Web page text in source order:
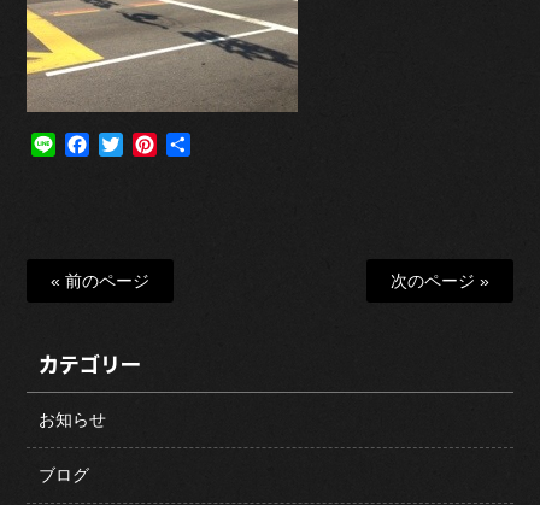
Line Facebook
TwitterPinterest
« 前のページ 次のページ »
カテゴリー
お知らせ
ブログ